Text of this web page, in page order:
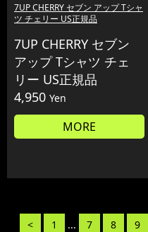
7UP CHERRY セブン アップ Tシャ
ツ チェリー US正規品
7UP CHERRY セブン
アップ Tシャツ チェ
リー US正規品
4,950 Yen
MORE
< 1 ... 7 8 9